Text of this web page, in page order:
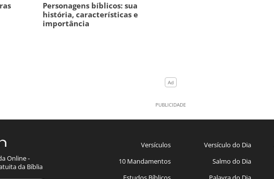
Personagens bíblicos: sua
história, características e
importância
Online -
da Bíblia
Versículos
10 Mandamentos
Versículo do Dia
Salmo do Dia